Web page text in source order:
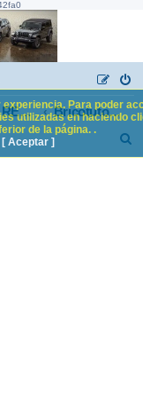
JEEP RENEGADE
Bricotutoriales
Para poder
utilizadas en haciendo
de la página. .
[ Aceptar ]